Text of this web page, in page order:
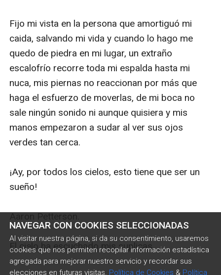
NAVEGAR CON COOKIES SELECCIONADAS
Al visitar nuestra página, si da su consentimiento, usaremos
cookies que nos permiten recopilar información estadística
agregada para mejorar nuestro servicio y recordar sus
elecciones en futuras visitas. Política de Cookies & Política
Fijo mi vista en la persona que amortiguó mi
caida, salvando mi vida y cuando lo hago me
quedo de piedra en mi lugar, un extraño
escalofrío recorre toda mi espalda hasta mi
nuca, mis piernas no reaccionan por más que
haga el esfuerzo de moverlas, de mi boca no
sale ningún sonido ni aunque quisiera y mis
manos empezaron a sudar al ver sus ojos
verdes tan cerca.
¡Ay, por todos los cielos, esto tiene que ser un
sueño!
El cielo ha escuchado mis suplicas.